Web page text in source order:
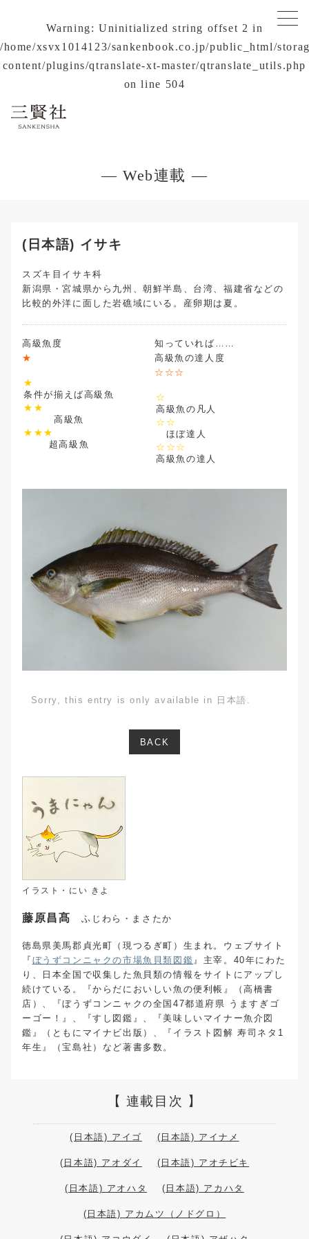
Warning: Uninitialized string offset 2 in
/home/xsvx1014123/sankenbook.co.jp/public_html/
content/plugins/qtranslate-xt-master/qtranslate_utils.php
on line 504
— Web連載 —
(日本語) イサキ
スズキ目イサキ科
新潟県・宮城県から九州、朝鮮半島、台湾、福建省などの
比較的外洋に面した岩礁域にいる。産卵期は夏。
高級魚度
★
★
条件が揃えば高級魚
★★
高級魚
★★★
超高級魚
高級魚の達人度
☆☆☆
☆
高級魚の凡人
☆☆
ほぼ達人
☆☆☆
高級魚の達人
Sorry, this entry is only available in 日本語.
BACK
イラスト・にい きよ
藤原昌髙 ふじわら・まさたか
徳島県美馬郡貞光町（現つるぎ町）生まれ。ウェブサイト
『 ぼうずコンニャクの市場魚貝類図鑑 』主宰。40年にわた
り、日本全国で収集した魚貝類の情報をサイトにアップし
続けている。『からだにおいしい魚の便利帳』（高橋書
店）、『ぼうずコンニャクの全国47都道府県 うますぎゴ
ーゴー！』、『すし図鑑』、『美味しいマイナー魚介図
鑑』（ともにマイナビ出版）、『イラスト図解 寿司ネタ1
年生』（宝島社）など著書多数。
連載目次
(日本語) アイゴ (日本語) アイナメ
(日本語) アオダイ (日本語) アオチビキ
(日本語) アオハタ (日本語) アカハタ
(日本語) アカムツ（ノドグロ）